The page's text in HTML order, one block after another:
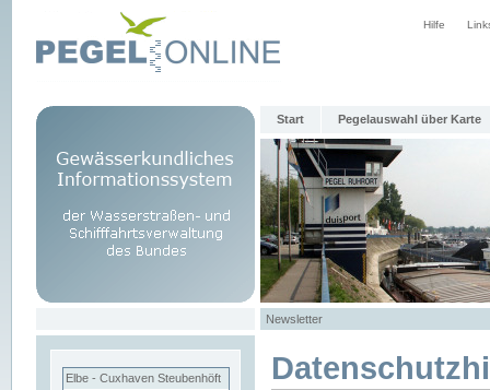
Hilfe
Start Pegelauswahl über Karte
Newsletter
Elbe - Cuxhaven Steubenhöft